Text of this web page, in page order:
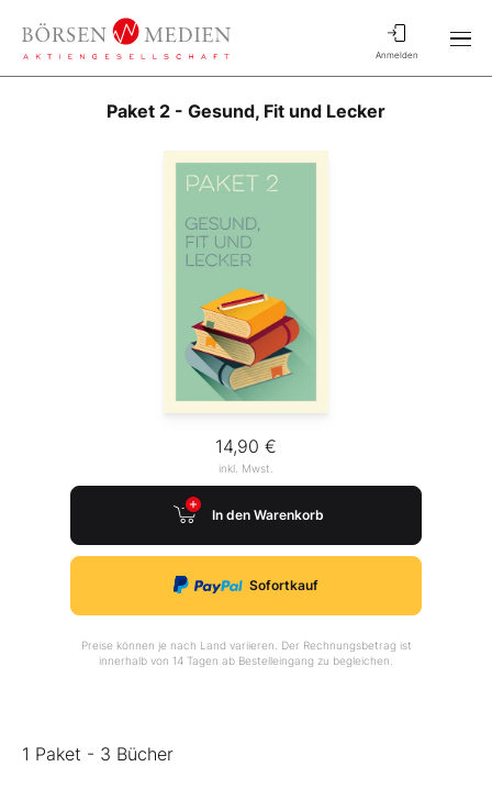
Anmelden
Paket 2 - Gesund, Fit und Lecker
14,90 €
inkl. Mwst.
In den Warenkorb
Sofortkauf
Preise können je nach Land variieren. Der Rechnungsbetrag ist
innerhalb von 14 Tagen ab Bestelleingang zu begleichen.
1 Paket - 3 Bücher